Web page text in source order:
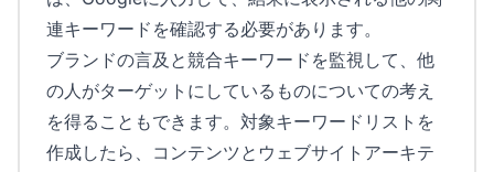
連キーワードを確認する必要があります。
ブランドの言及と競合キーワードを監視して、他
の人がターゲットにしているものについての考え
を得ることもできます。対象キーワードリストを
作成したら、コンテンツとウェブサイトアーキテ